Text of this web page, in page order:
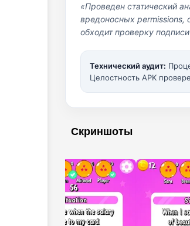
«Проведен статический
вредоносных
обходит проверку
Технический аудит:
Целостность APK
Скриншоты